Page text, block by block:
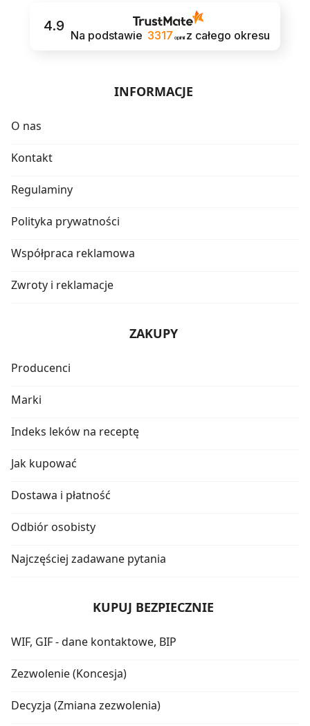
4.9
Na podstawie 3317 opinii z całego okresu
INFORMACJE
O nas
Kontakt
Regulaminy
Polityka prywatności
Współpraca reklamowa
Zwroty i reklamacje
ZAKUPY
Producenci
Marki
Indeks leków na receptę
Jak kupować
Dostawa i płatność
Odbiór osobisty
Najczęściej zadawane pytania
KUPUJ BEZPIECZNIE
WIF, GIF - dane kontaktowe, BIP
Zezwolenie (Koncesja)
Decyzja (Zmiana zezwolenia)